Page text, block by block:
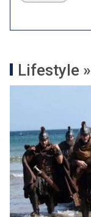
Lifestyle »